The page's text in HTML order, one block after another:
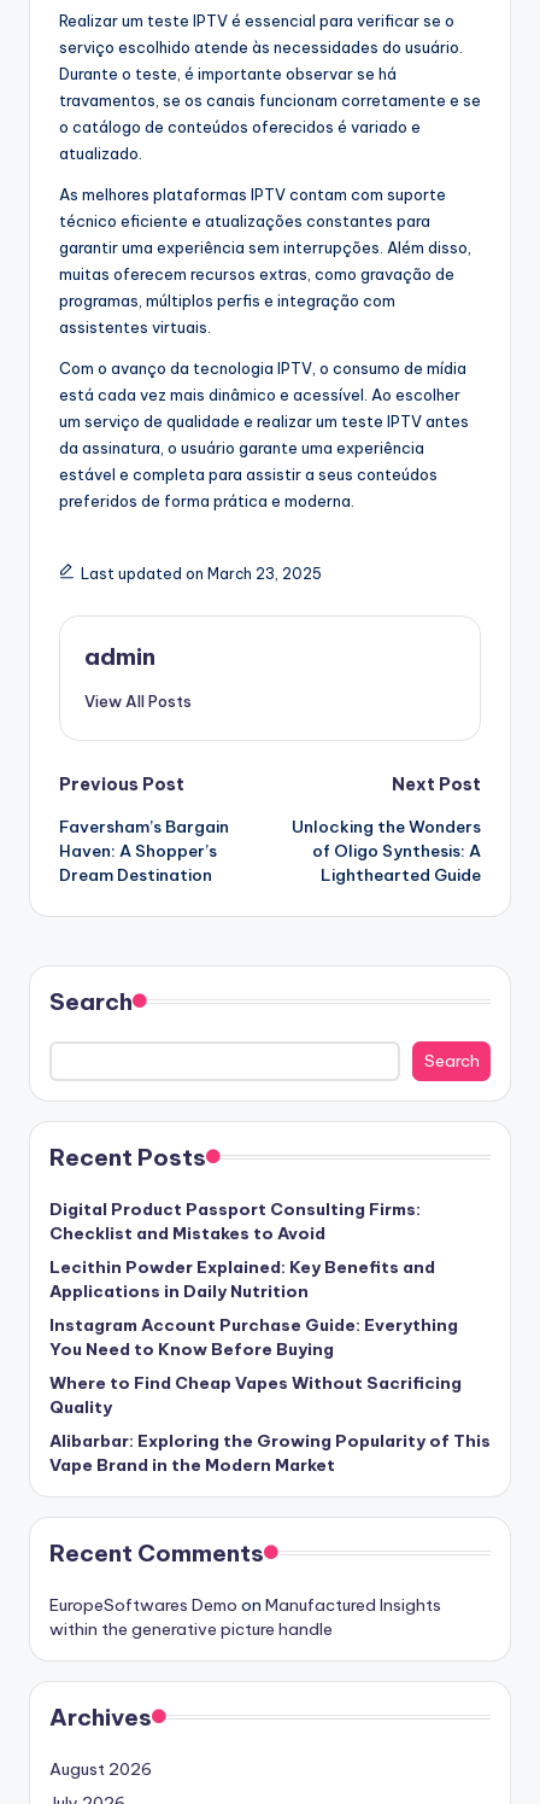
Realizar um teste IPTV é essencial para verificar se o
serviço escolhido atende às necessidades do usuário.
Durante o teste, é importante observar se há
travamentos, se os canais funcionam corretamente e se
o catálogo de conteúdos oferecidos é variado e
atualizado.
As melhores plataformas IPTV contam com suporte
técnico eficiente e atualizações constantes para
garantir uma experiência sem interrupções. Além disso,
muitas oferecem recursos extras, como gravação de
programas, múltiplos perfis e integração com
assistentes virtuais.
Com o avanço da tecnologia IPTV, o consumo de mídia
está cada vez mais dinâmico e acessível. Ao escolher
um serviço de qualidade e realizar um teste IPTV antes
da assinatura, o usuário garante uma experiência
estável e completa para assistir a seus conteúdos
preferidos de forma prática e moderna.
Last updated on March 23, 2025
admin
View All Posts
Post
navigation
Previous Post
Faversham’s Bargain
Haven: A Shopper’s
Dream Destination
Next Post
Unlocking the Wonders
of Oligo Synthesis: A
Lighthearted Guide
Search
Search
Recent Posts
Digital Product Passport Consulting Firms:
Checklist and Mistakes to Avoid
Lecithin Powder Explained: Key Benefits and
Applications in Daily Nutrition
Instagram Account Purchase Guide: Everything
You Need to Know Before Buying
Where to Find Cheap Vapes Without Sacrificing
Quality
Alibarbar: Exploring the Growing Popularity of This
Vape Brand in the Modern Market
Recent Comments
EuropeSoftwares Demo on Manufactured Insights
within the generative picture handle
Archives
August 2026